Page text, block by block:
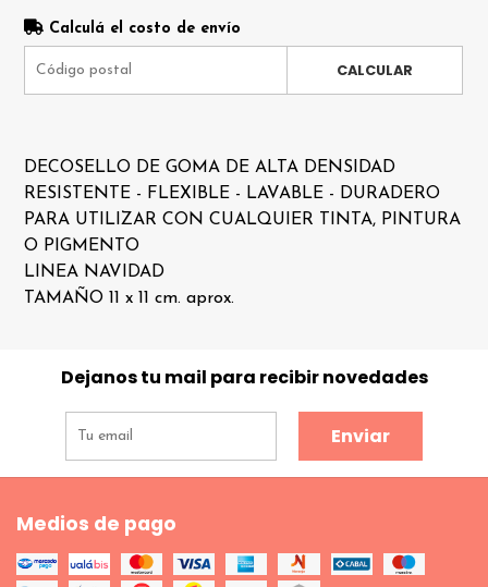
Calculá el costo de envío
CALCULAR
DECOSELLO DE GOMA DE ALTA DENSIDAD
RESISTENTE - FLEXIBLE - LAVABLE - DURADERO
PARA UTILIZAR CON CUALQUIER TINTA, PINTURA
O PIGMENTO
LINEA NAVIDAD
TAMAÑO 11 x 11 cm. aprox.
Dejanos tu mail para recibir novedades
Enviar
Medios de pago